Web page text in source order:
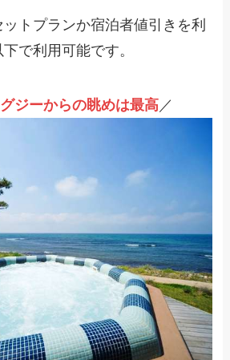
トプランか宿泊者値引きを利
で利用可能です。
ジーからの眺めは最高 ／